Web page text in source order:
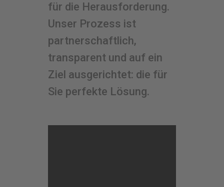
für die Herausforderung.
Unser Prozess ist
partnerschaftlich,
transparent und auf ein
Ziel ausgerichtet: die für
Sie perfekte Lösung.